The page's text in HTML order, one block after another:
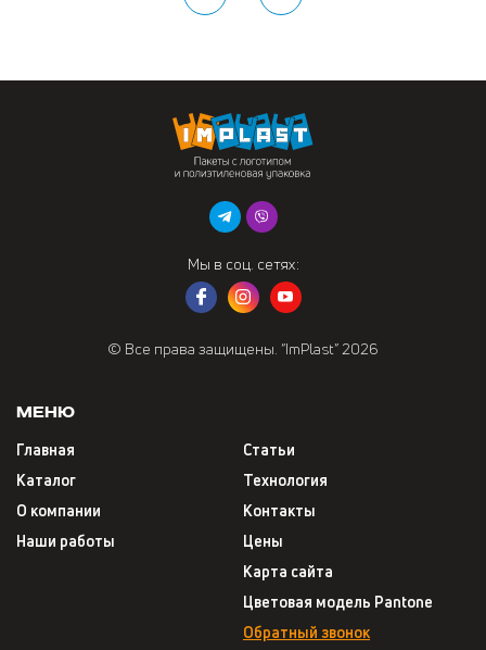
Мы в соц. сетях:
© Все права защищены. “ImPlast” 2026
Меню
Главная
Каталог
О компании
Наши работы
Статьи
Технология
Контакты
Цены
Карта сайта
Цветовая модель Pantone
Обратный звонок